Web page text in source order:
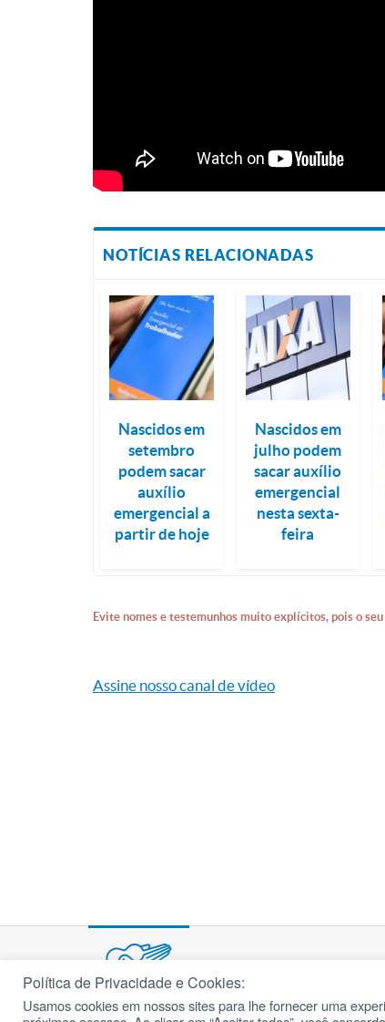
NOTÍCIAS RELACIONADAS
Nascidos em
setembro
podem sacar
auxílio
emergencial a
partir de hoje
Nascidos em
julho podem
sacar auxílio
emergencial
nesta sexta-
feira
Evite nomes e testemunhos muito explícitos, pois o
Assine nosso canal de vídeo
cancaonova.com© 2002 – 2026
Política de Privacidade e Cookies:
Usamos cookies em nossos sites para lhe fornecer uma